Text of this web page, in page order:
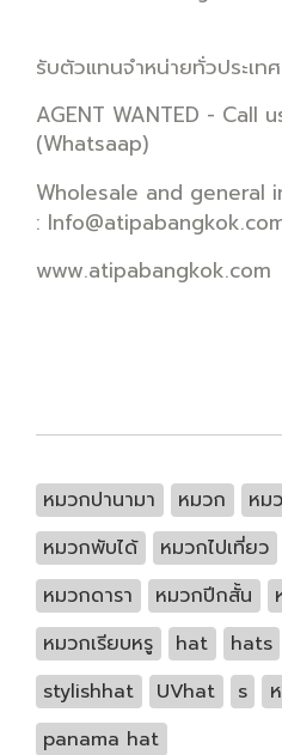
รับตัวแทนจำหน่ายทั่วประเ
AGENT WANTED - Call
(Whatsaap)
Wholesale and general
:
www.atipabangkok.com
หมวกปานามา หมวก หม
หมวกพับได้
หมวกไปเที่ยว
หมวกดารา
หมวกปีกสั้น
หมวกเรียบหรู
hat hats
stylishhat
UVhat s
panama hat